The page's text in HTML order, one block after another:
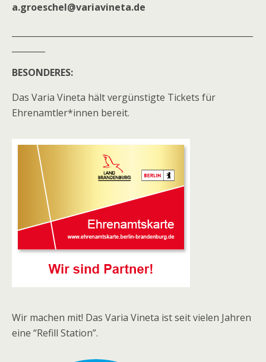
a.groeschel@variavineta.de
BESONDERES:
Das Varia Vineta hält vergünstigte Tickets für
Ehrenamtler*innen bereit.
Wir machen mit! Das Varia Vineta ist seit vielen Jahren
eine “Refill Station”.